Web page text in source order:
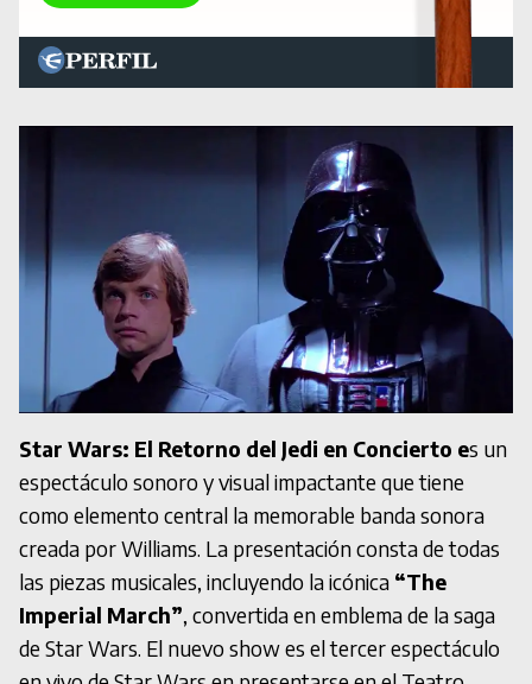
Star Wars: El Retorno del Jedi en Concierto es un
espectáculo sonoro y visual impactante que tiene
como elemento central la memorable banda sonora
creada por Williams. La presentación consta de todas
las piezas musicales, incluyendo la icónica “The
Imperial March”, convertida en emblema de la saga
de Star Wars. El nuevo show es el tercer espectáculo